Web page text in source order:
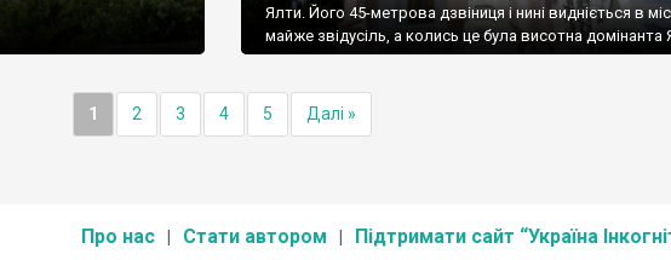
Ялти. Його 45-метрова дзвіниця і нині видніється в
майже звідусіль, а колись це була висотна домінанта
1 2 3 4 5 Далі »
Про нас Стати автором Підтримати сайт “Україна